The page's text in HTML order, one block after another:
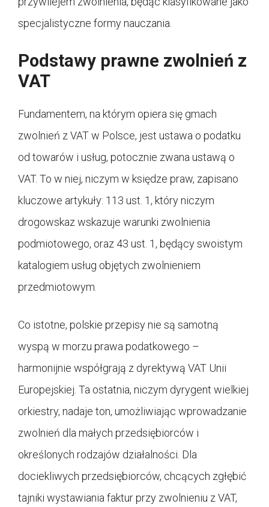
specjalistyczne formy nauczania.
Podstawy prawne zwolnień z
VAT
Fundamentem, na którym opiera się gmach
zwolnień z VAT w Polsce, jest ustawa o podatku
od towarów i usług, potocznie zwana ustawą o
VAT. To w niej, niczym w księdze praw, zapisano
kluczowe artykuły: 113 ust. 1, który niczym
drogowskaz wskazuje warunki zwolnienia
podmiotowego, oraz 43 ust. 1, będący swoistym
katalogiem usług objętych zwolnieniem
przedmiotowym.
Co istotne, polskie przepisy nie są samotną
wyspą w morzu prawa podatkowego –
harmonijnie współgrają z dyrektywą VAT Unii
Europejskiej. Ta ostatnia, niczym dyrygent wielkiej
orkiestry, nadaje ton, umożliwiając wprowadzanie
zwolnień dla małych przedsiębiorców i
określonych rodzajów działalności. Dla
dociekliwych przedsiębiorców, chcących zgłębić
tajniki wystawiania faktur przy zwolnieniu z VAT,